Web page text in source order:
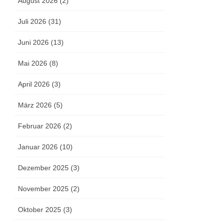
Juli 2026 (31)
Juni 2026 (13)
Mai 2026 (8)
April 2026 (3)
März 2026 (5)
Februar 2026 (2)
Januar 2026 (10)
Dezember 2025 (3)
November 2025 (2)
Oktober 2025 (3)